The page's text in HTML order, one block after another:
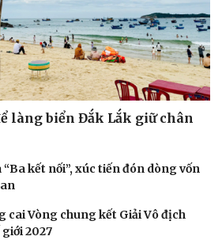
làng biển Đắk Lắk giữ chân
“Ba kết nối”, xúc tiến đón dòng vốn
cai Vòng chung kết Giải Vô địch
2027